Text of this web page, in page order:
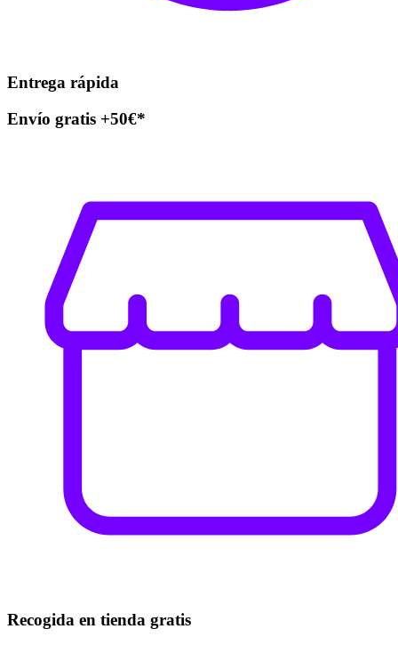
Entrega rápida
Envío gratis +50€*
Recogida en tienda gratis